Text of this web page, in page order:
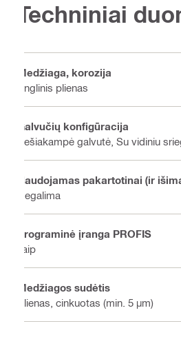
Techniniai
Medžiaga, korozija
Anglinis plienas
Galvučių konfigūracija
Šešiakampė galvutė, Su vidiniu
Naudojamas pakartotinai (ir
Negalima
Programinė įranga PROFIS
Taip
Medžiagos sudėtis
Plienas, cinkuotas (min. 5 µm)